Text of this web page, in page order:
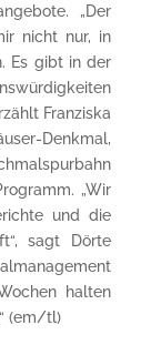
„Der
nicht nur, in
Es gibt in der
Franziska
Denkmal,
„Wir
und die
sagt Dörte
halten
(em/tl)